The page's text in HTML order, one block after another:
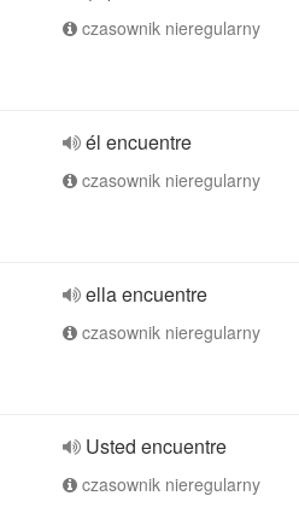
czasownik nieregularny
él encuentre
czasownik nieregularny
ella encuentre
czasownik nieregularny
Usted encuentre
czasownik nieregularny